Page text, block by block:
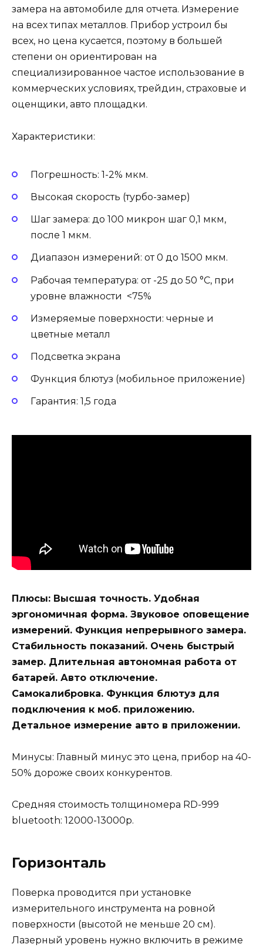
замера на автомобиле для отчета. Измерение
на всех типах металлов. Прибор устроил бы
всех, но цена кусается, поэтому в большей
степени он ориентирован на
специализированное частое использование в
коммерческих условиях, трейдин, страховые и
оценщики, авто площадки.
Характеристики:
Погрешность: 1-2% мкм.
Высокая скорость (турбо-замер)
Шаг замера: до 100 микрон шаг 0,1 мкм,
после 1 мкм.
Диапазон измерений: от 0 до 1500 мкм.
Рабочая температура: от -25 до 50 °С, при
уровне влажности <75%
Измеряемые поверхности: черные и
цветные металл
Подсветка экрана
Функция блютуз (мобильное приложение)
Гарантия: 1,5 года
Плюсы: Высшая точность. Удобная
эргономичная форма. Звуковое оповещение
измерений. Функция непрерывного замера.
Стабильность показаний. Очень быстрый
замер. Длительная автономная работа от
батарей. Авто отключение.
Самокалибровка. Функция блютуз для
подключения к моб. приложению.
Детальное измерение авто в приложении.
Минусы: Главный минус это цена, прибор на 40-
50% дороже своих конкурентов.
Средняя стоимость толщиномера RD-999
bluetooth: 12000-13000р.
Горизонталь
Поверка проводится при установке
измерительного инструмента на ровной
поверхности (высотой не меньше 20 см).
Лазерный уровень нужно включить в режиме